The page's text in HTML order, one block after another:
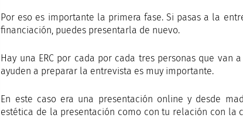
Por eso es importante la primera fase. Si pasas a la
financiación, puedes presentarla de nuevo.
Hay una ERC por cada por cada tres personas que van
ayuden a preparar la entrevista es muy importante.
En este caso era una presentación online y desde
estética de la presentación como con tu relación con la